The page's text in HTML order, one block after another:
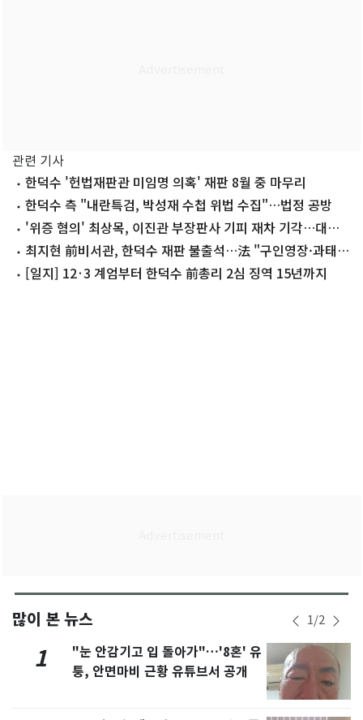
관련 기사
한덕수 '헌법재판관 미임명 의혹' 재판 8월 중 마무리
한덕수 측 "내란특검, 박성재 수첩 위법 수집"…법정 공방
'위증 혐의' 최상목, 이진관 부장판사 기피 재차 기각…대법
으로최지현 前비서관, 한덕수 재판 불출석…法 "구인영장·과태
료 500만원"
[일지] 12·3 계엄부터 한덕수 前총리 2심 징역 15년까지
많이 본 뉴스 1/2
1
"눈 안감기고 입 돌아가"…'8혼' 유
퉁, 안면마비 근황 유튜브서 공개